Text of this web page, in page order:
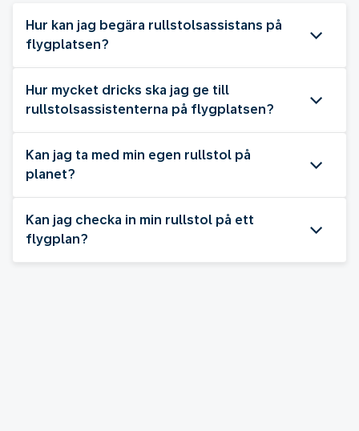
Hur kan jag begära rullstolsassistans på
flygplatsen?
Hur mycket dricks ska jag ge till
rullstolsassistenterna på flygplatsen?
Kan jag ta med min egen rullstol på
planet?
Kan jag checka in min rullstol på ett
flygplan?